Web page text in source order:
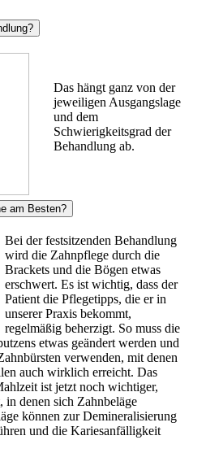
Das hängt ganz von der
jeweiligen Ausgangslage
und dem
Schwierigkeitsgrad der
Behandlung ab.
am Besten?
Bei der festsitzenden Behandlung
wird die Zahnpflege durch die
Brackets und die Bögen etwas
erschwert. Es ist wichtig, dass der
Patient die Pflegetipps, die er in
unserer Praxis bekommt,
regelmäßig beherzigt. So muss die
etwas geändert werden und
verwenden, mit denen
auch wirklich erreicht. Das
ist jetzt noch wichtiger,
denen sich Zahnbeläge
können zur Demineralisierung
und die Kariesanfälligkeit